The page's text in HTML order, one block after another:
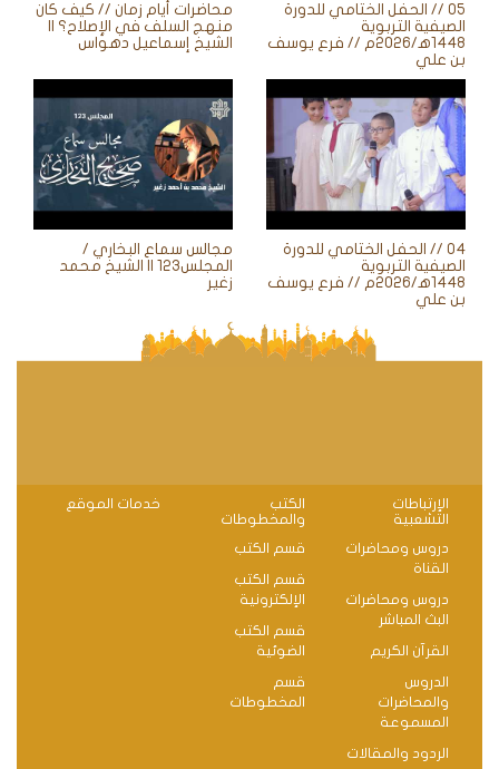
محاضرات أيام زمان // كيف كان
منهج السلف في الإصلاح؟ ||
الشيخ إسماعيل دهواس
05 // الحفل الختامي للدورة
الصيفية التربوية
1448ه‍/2026م // فرع يوسف
بن علي
مجالس سماع البخاري /
المجلس123 || الشيخ محمد
زغير
04 // الحفل الختامي للدورة
الصيفية التربوية
1448ه‍/2026م // فرع يوسف
بن علي
الإرتباطات
التشعبية
دروس ومحاضرات
القناة
دروس ومحاضرات
البث المباشر
القرآن الكريم
الدروس
والمحاضرات
المسموعة
الردود والمقالات
الكتب
والمخطوطات
قسم الكتب
قسم الكتب
الإلكترونية
قسم الكتب
الضوئية
قسم
المخطوطات
خدمات الموقع